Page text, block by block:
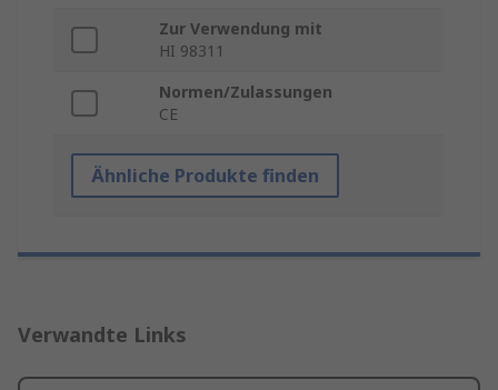
Zur Verwendung mit
HI 98311
Normen/Zulassungen
CE
Ähnliche Produkte finden
Verwandte Links